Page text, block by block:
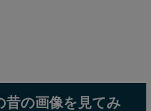
昔の画像を見てみ